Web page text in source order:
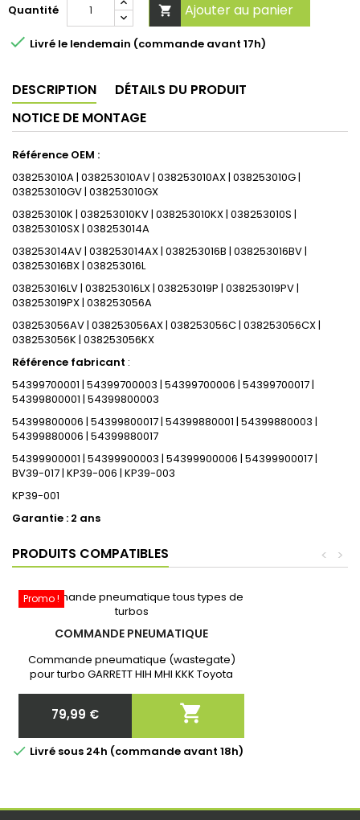
Quantité  Ajouter au panier
 Livré le lendemain (commande avant 17h)
DESCRIPTION
DÉTAILS DU PRODUIT
NOTICE DE MONTAGE
Référence OEM :
038253010A | 038253010AV | 038253010AX | 038253010G |
038253010GV | 038253010GX
038253010K | 038253010KV | 038253010KX | 038253010S |
038253010SX | 038253014A
038253014AV | 038253014AX | 038253016B | 038253016BV |
038253016BX | 038253016L
038253016LV | 038253016LX | 038253019P | 038253019PV |
038253019PX | 038253056A
038253056AV | 038253056AX | 038253056C | 038253056CX |
038253056K | 038253056KX
Référence fabricant :
54399700001 | 54399700003 | 54399700006 | 54399700017 |
54399800001 | 54399800003
54399800006 | 54399800017 | 54399880001 | 54399880003 |
54399880006 | 54399880017
54399900001 | 54399900003 | 54399900006 | 54399900017 |
BV39-017 | KP39-006 | KP39-003
KP39-001
Garantie : 2 ans
PRODUITS COMPATIBLES >
<
Promo !
COMMANDE PNEUMATIQUE
Commande pneumatique (wastegate)
pour turbo GARRETT HIH MHI KKK Toyota
communiquer nous la référence exacte de
Prix
79,99 € 
 Livré sous 24h (commande avant 18h)